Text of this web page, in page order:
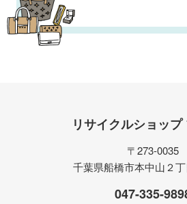
リサイクルショッ
〒273-0035
千葉県船橋市本中山２
047-335-